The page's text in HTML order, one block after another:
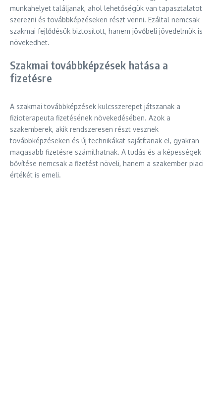
munkahelyet találjanak, ahol lehetőségük van tapasztalatot
szerezni és továbbképzéseken részt venni. Ezáltal nemcsak
szakmai fejlődésük biztosított, hanem jövőbeli jövedelmük is
növekedhet.
Szakmai továbbképzések hatása a
fizetésre
A szakmai továbbképzések kulcsszerepet játszanak a
fizioterapeuta fizetésének növekedésében. Azok a
szakemberek, akik rendszeresen részt vesznek
továbbképzéseken és új technikákat sajátítanak el, gyakran
magasabb fizetésre számíthatnak. A tudás és a képességek
bővítése nemcsak a fizetést növeli, hanem a szakember piaci
értékét is emeli.